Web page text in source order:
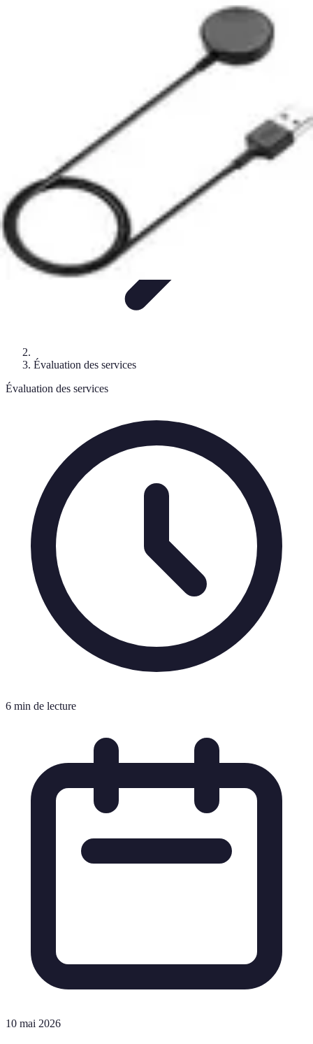
Choix du Service de Sécurité
Services de Sécurité
Évaluation des services
Évaluation des services
6 min de lecture
10 mai 2026